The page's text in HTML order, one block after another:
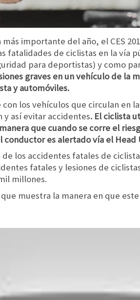
importante del año, el CES
fatalidades de ciclistas en la vía
para deportistas) y como
graves en un vehículo de la
y automóviles.
los vehículos que circulan en
y así evitar accidentes. El ciclista
que cuando se corre el
es alertado vía el Head
los accidentes fatales de
fatales y lesiones de
millones.
muestra la manera en que